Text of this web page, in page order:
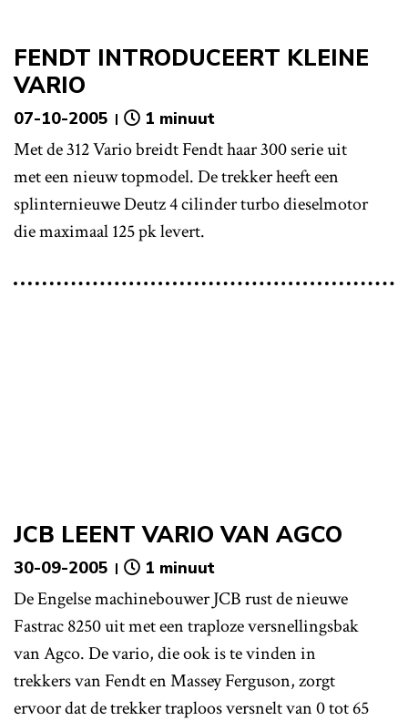
FENDT INTRODUCEERT KLEINE
VARIO
07-10-2005 1 minuut
Met de 312 Vario breidt Fendt haar 300 serie uit
met een nieuw topmodel. De trekker heeft een
splinternieuwe Deutz 4 cilinder turbo dieselmotor
die maximaal 125 pk levert.
JCB LEENT VARIO VAN AGCO
30-09-2005 1 minuut
De Engelse machinebouwer JCB rust de nieuwe
Fastrac 8250 uit met een traploze versnellingsbak
van Agco. De vario, die ook is te vinden in
trekkers van Fendt en Massey Ferguson, zorgt
ervoor dat de trekker traploos versnelt van 0 tot 65